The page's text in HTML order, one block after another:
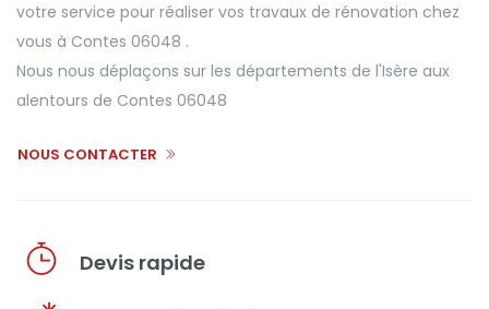
votre service pour réaliser vos travaux de rénovation chez
vous à Contes 06048 .
Nous nous déplaçons sur les départements de l'Isère aux
alentours de Contes 06048
NOUS CONTACTER
Devis rapide